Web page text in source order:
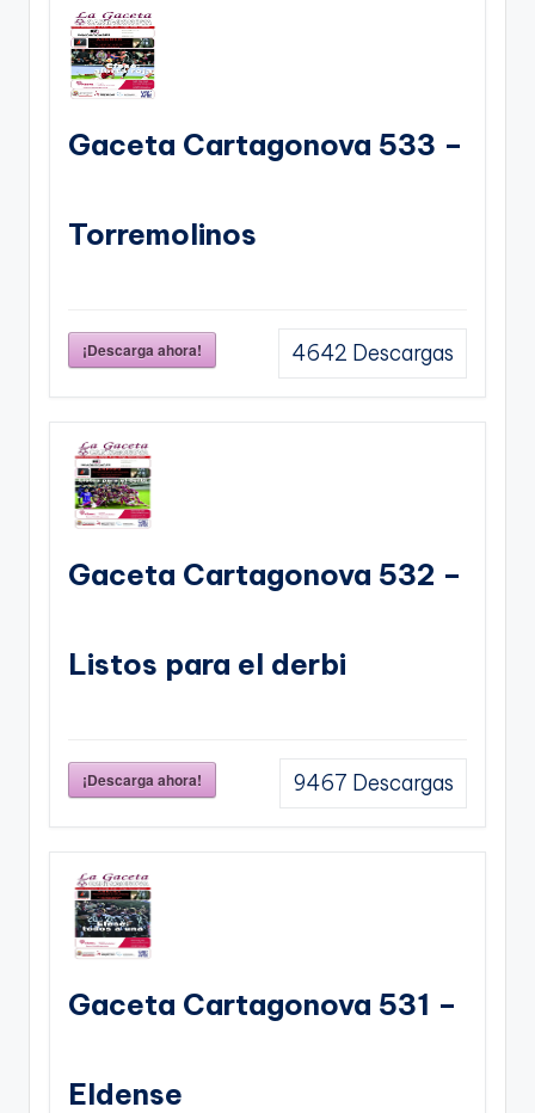
Gaceta Cartagonova 533 –
Torremolinos
¡Descarga ahora! 4642 Descargas
Gaceta Cartagonova 532 –
Listos para el derbi
¡Descarga ahora! 9467 Descargas
Gaceta Cartagonova 531 –
Eldense